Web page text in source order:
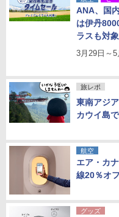
ANA、国
は伊丹
ラスも対象
3月29日～
旅レポ
東南アジ
カウイ島
航空
エア・カ
線20％オ
グッズ